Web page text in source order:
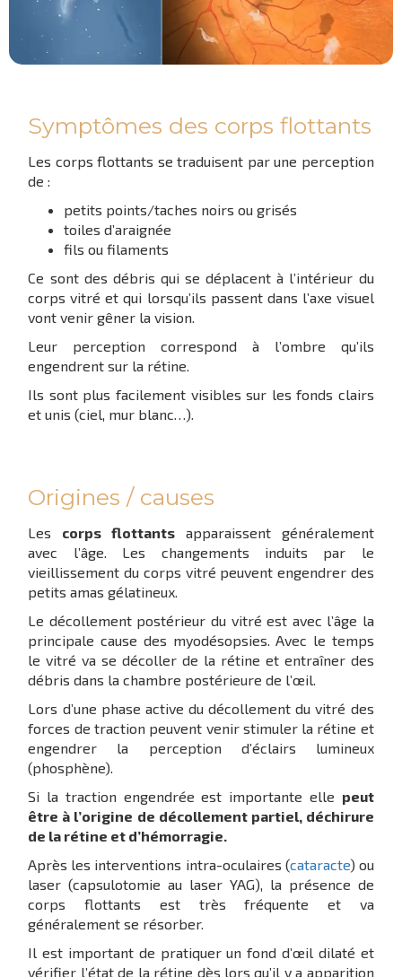
Symptômes des corps flottants
Les corps flottants se traduisent par une perception
de :
petits points/taches noirs ou grisés
toiles d’araignée
fils ou filaments
Ce sont des débris qui se déplacent à l’intérieur du
corps vitré et qui lorsqu’ils passent dans l’axe visuel
vont venir gêner la vision.
Leur perception correspond à l’ombre qu’ils
engendrent sur la rétine.
Ils sont plus facilement visibles sur les fonds clairs
et unis (ciel, mur blanc…).
Origines / causes
Les corps flottants apparaissent généralement
avec l’âge. Les changements induits par le
vieillissement du corps vitré peuvent engendrer des
petits amas gélatineux.
Le décollement postérieur du vitré est avec l’âge la
principale cause des myodésopsies. Avec le temps
le vitré va se décoller de la rétine et entraîner des
débris dans la chambre postérieure de l’œil.
Lors d’une phase active du décollement du vitré des
forces de traction peuvent venir stimuler la rétine et
engendrer la perception d’éclairs lumineux
(phosphène).
Si la traction engendrée est importante elle peut
être à l’origine de décollement partiel, déchirure
de la rétine et d’hémorragie.
Après les interventions intra-oculaires (cataracte) ou
laser (capsulotomie au laser YAG), la présence de
corps flottants est très fréquente et va
généralement se résorber.
Il est important de pratiquer un fond d’œil dilaté et
vérifier l’état de la rétine dès lors qu’il y a apparition